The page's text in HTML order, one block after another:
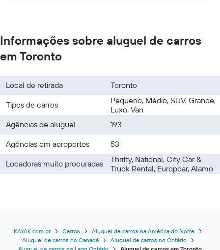
Informações sobre aluguel de carros
em Toronto
Local de retirada
Toronto
Tipos de carros
Pequeno, Médio, SUV, Grande,
Luxo, Van
Agências de aluguel
193
Agências em aeroportos
53
Locadoras muito procuradas
Thrifty, National, City Car &
Truck Rental, Europcar, Alamo
KAYAK.com.br Carros
Aluguel de carros na América do Norte
Aluguel de carros no Canadá
Aluguel de carros no Ontário